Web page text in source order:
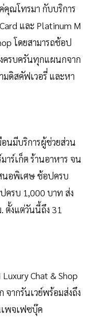
คุณโทรมา กับบริการ
และ Platinum M
โดยสามารถช้อป
ครบครันทุกแผนกจาก
มดิสคัฟเวอรี่ และหา
นมีบริการผู้ช่วยส่วน
าร์เก็ต ร้านอาหาร จน
นอพิเศษ ช้อปครบ
ครบ 1,000 บาท ส่ง
ตั้งแต่วันนี้ถึง 31
Chat & Shop
ากรันเวย์พร้อมส่งถึง
พจเฟซบุ๊ค